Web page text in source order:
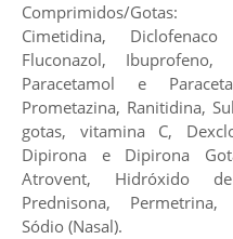
Comprimidos/Gotas:
Cimetidina,
Fluconazol, Ibuprofeno,
Paracetamol e
Prometazina, Ranitidina,
gotas, vitamina C,
Dipirona e Dipirona
Atrovent, Hidróxido
Prednisona,
Sódio (Nasal).